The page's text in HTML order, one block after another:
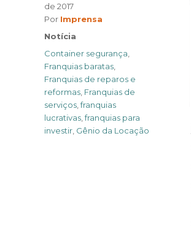
de 2017
Por Author
Imprensa
Categories
Notícia
Tags
Container segurança
Franquias baratas
Franquias de reparos e
reformas Franquias de
serviços ,franquias
lucrativas ,franquias para
investir Gênio da Locação